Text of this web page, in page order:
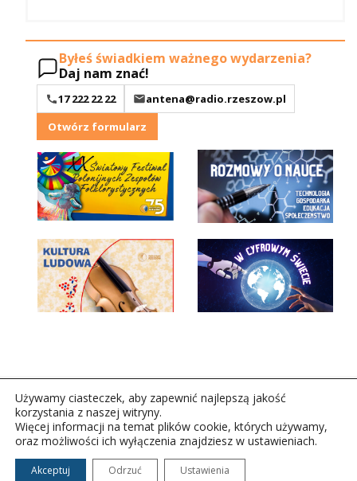
Byłeś świadkiem ważnego wydarzenia?
Daj nam znać!
17 222 22 22
antena@radio.rzeszow.pl
Otwórz formularz
Copyright © 2026Polskie Radio Rzeszów S.A. w likwidacj.
Wszelkie prawa zastrzeżone.
Używamy ciasteczek, aby zapewnić najlepszą jakość
korzystania z naszej witryny.
Więcej informacji na temat plików cookie, których używamy,
oraz możliwości ich wyłączenia znajdziesz w ustawieniach.
Akceptuj Odrzuć Ustawienia